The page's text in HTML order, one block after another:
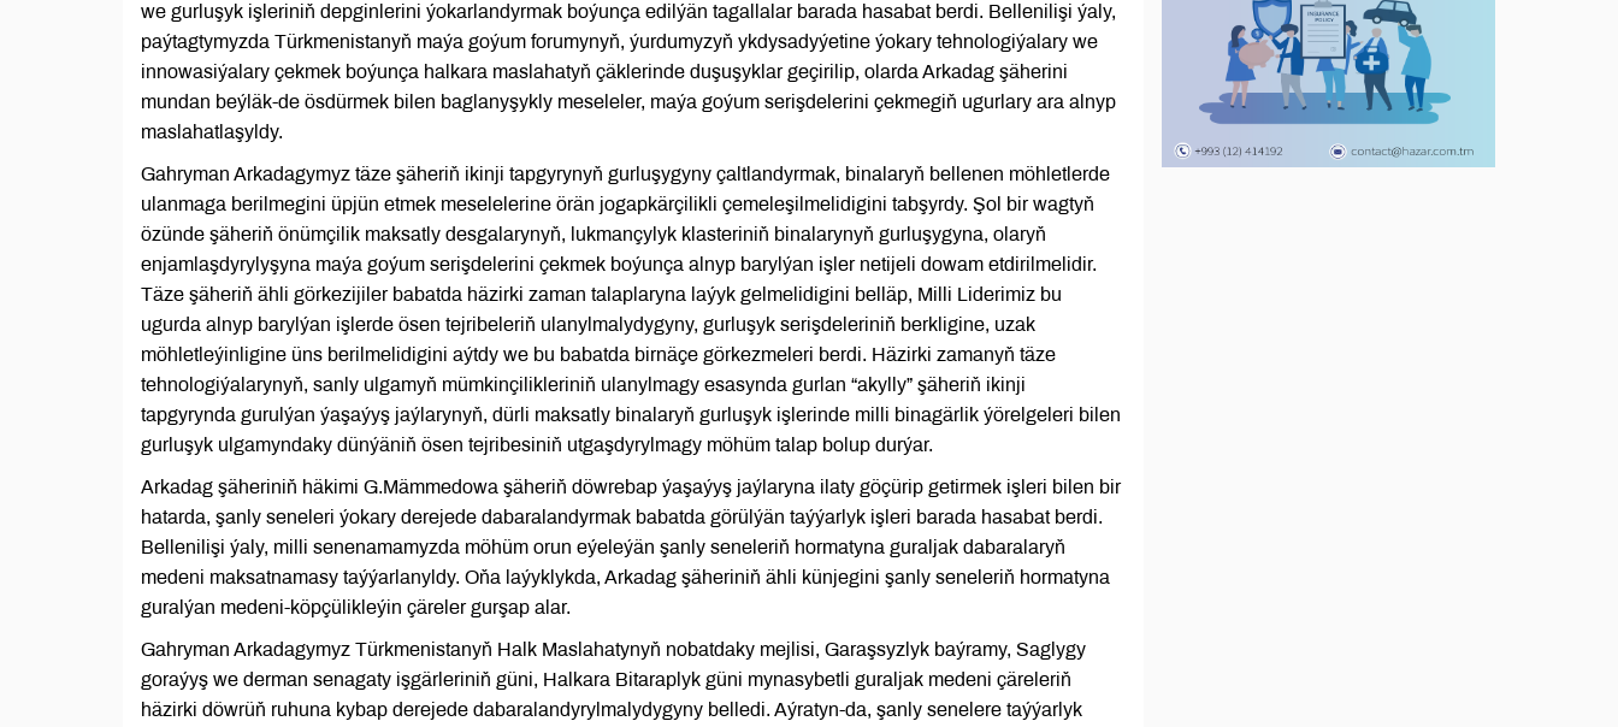
we gurluşyk işleriniň depginlerini ýokarlandyrmak boýunça edilýän tagallalar barada hasabat berdi. Bellenilişi ýaly,
paýtagtymyzda Türkmenistanyň maýa goýum forumynyň, ýurdumyzyň ykdysadyýetine ýokary tehnologiýalary we
innowasiýalary çekmek boýunça halkara maslahatyň çäklerinde duşuşyklar geçirilip, olarda Arkadag şäherini
mundan beýläk-de ösdürmek bilen baglanyşykly meseleler, maýa goýum serişdelerini çekmegiň ugurlary ara alnyp
maslahatlaşyldy.
Gahryman Arkadagymyz täze şäheriň ikinji tapgyrynyň gurluşygyny çaltlandyrmak, binalaryň bellenen möhletlerde
ulanmaga berilmegini üpjün etmek meselelerine örän jogapkärçilikli çemeleşilmelidigini tabşyrdy. Şol bir wagtyň
özünde şäheriň önümçilik maksatly desgalarynyň, lukmançylyk klasteriniň binalarynyň gurluşygyna, olaryň
enjamlaşdyrylyşyna maýa goýum serişdelerini çekmek boýunça alnyp barylýan işler netijeli dowam etdirilmelidir.
Täze şäheriň ähli görkezijiler babatda häzirki zaman talaplaryna laýyk gelmelidigini belläp, Milli Liderimiz bu
ugurda alnyp barylýan işlerde ösen tejribeleriň ulanylmalydygyny, gurluşyk serişdeleriniň berkligine, uzak
möhletleýinligine üns berilmelidigini aýtdy we bu babatda birnäçe görkezmeleri berdi. Häzirki zamanyň täze
tehnologiýalarynyň, sanly ulgamyň mümkinçilikleriniň ulanylmagy esasynda gurlan “akylly” şäheriň ikinji
tapgyrynda gurulýan ýaşaýyş jaýlarynyň, dürli maksatly binalaryň gurluşyk işlerinde milli binagärlik ýörelgeleri bilen
gurluşyk ulgamyndaky dünýäniň ösen tejribesiniň utgaşdyrylmagy möhüm talap bolup durýar.
Arkadag şäheriniň häkimi G.Mämmedowa şäheriň döwrebap ýaşaýyş jaýlaryna ilaty göçürip getirmek işleri bilen bir
hatarda, şanly seneleri ýokary derejede dabaralandyrmak babatda görülýän taýýarlyk işleri barada hasabat berdi.
Bellenilişi ýaly, milli senenamamyzda möhüm orun eýeleýän şanly seneleriň hormatyna guraljak dabaralaryň
medeni maksatnamasy taýýarlanyldy. Oňa laýyklykda, Arkadag şäheriniň ähli künjegini şanly seneleriň hormatyna
guralýan medeni-köpçülikleýin çäreler gurşap alar.
Gahryman Arkadagymyz Türkmenistanyň Halk Maslahatynyň nobatdaky mejlisi, Garaşsyzlyk baýramy, Saglygy
goraýyş we derman senagaty işgärleriniň güni, Halkara Bitaraplyk güni mynasybetli guraljak medeni çäreleriň
häzirki döwrüň ruhuna kybap derejede dabaralandyrylmalydygyny belledi. Aýratyn-da, şanly senelere taýýarlyk